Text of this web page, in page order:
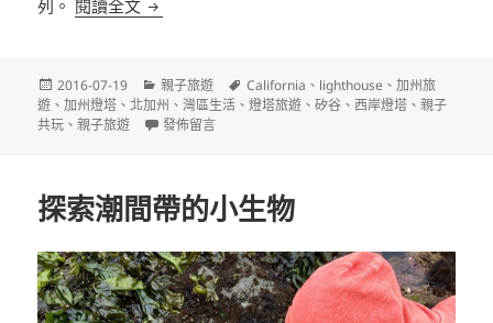
列。 閱讀全文 加州北中部的美麗燈塔
發
佈
日
2016-07-19
分
類
親子旅遊
標
籤
California 、 lighthouse 、加州旅
遊 、加州燈塔 、北加州 、灣區生活 、燈塔旅遊 、矽谷 、西岸燈塔 、親子
共玩 、親子旅遊 在〈加州北中部的美麗燈塔〉
發佈留言
探索潮間帶的小生物